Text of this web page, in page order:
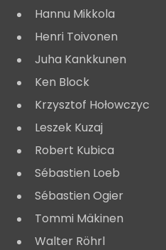
Hannu Mikkola
Henri Toivonen
Juha Kankkunen
Ken Block
Krzysztof Hołowczyc
Leszek Kuzaj
Robert Kubica
Sébastien Loeb
Sébastien Ogier
Tommi Mäkinen
Walter Röhrl